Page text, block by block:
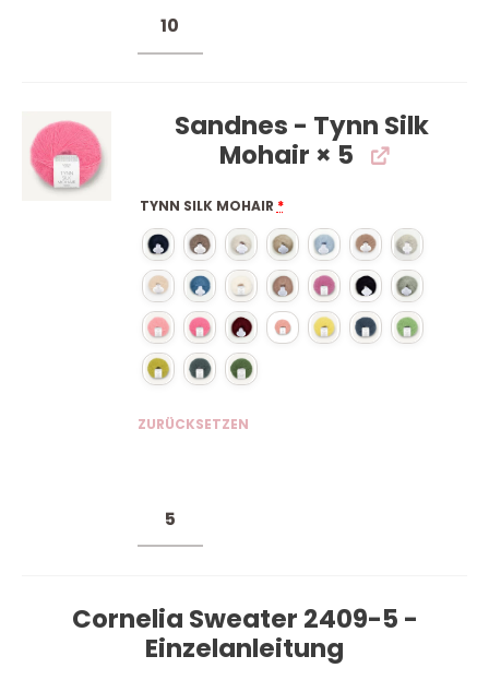
Sandnes - Tynn Silk
Mohair × 5
TYNN SILK MOHAIR *
ZURÜCKSETZEN
Cornelia Sweater 2409-5 -
Einzelanleitung